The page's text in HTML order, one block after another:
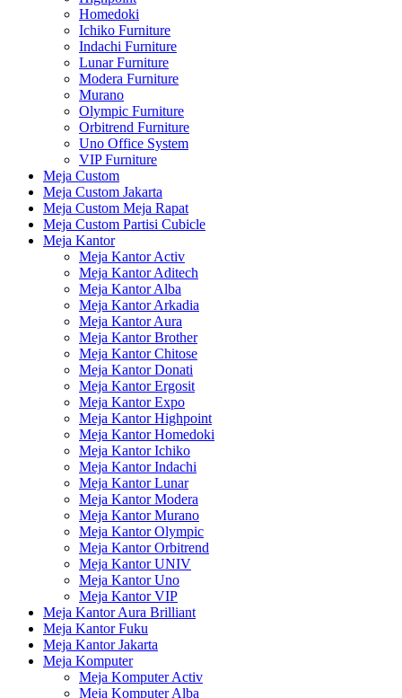
Homedoki
Ichiko Furniture
Indachi Furniture
Lunar Furniture
Modera Furniture
Murano
Olympic Furniture
Orbitrend Furniture
Uno Office System
VIP Furniture
Meja Custom
Meja Custom Jakarta
Meja Custom Meja Rapat
Meja Custom Partisi Cubicle
Meja Kantor
Meja Kantor Activ
Meja Kantor Aditech
Meja Kantor Alba
Meja Kantor Arkadia
Meja Kantor Aura
Meja Kantor Brother
Meja Kantor Chitose
Meja Kantor Donati
Meja Kantor Ergosit
Meja Kantor Expo
Meja Kantor Highpoint
Meja Kantor Homedoki
Meja Kantor Ichiko
Meja Kantor Indachi
Meja Kantor Lunar
Meja Kantor Modera
Meja Kantor Murano
Meja Kantor Olympic
Meja Kantor Orbitrend
Meja Kantor UNIV
Meja Kantor Uno
Meja Kantor VIP
Meja Kantor Aura Brilliant
Meja Kantor Fuku
Meja Kantor Jakarta
Meja Komputer
Meja Komputer Activ
Meja Komputer Alba